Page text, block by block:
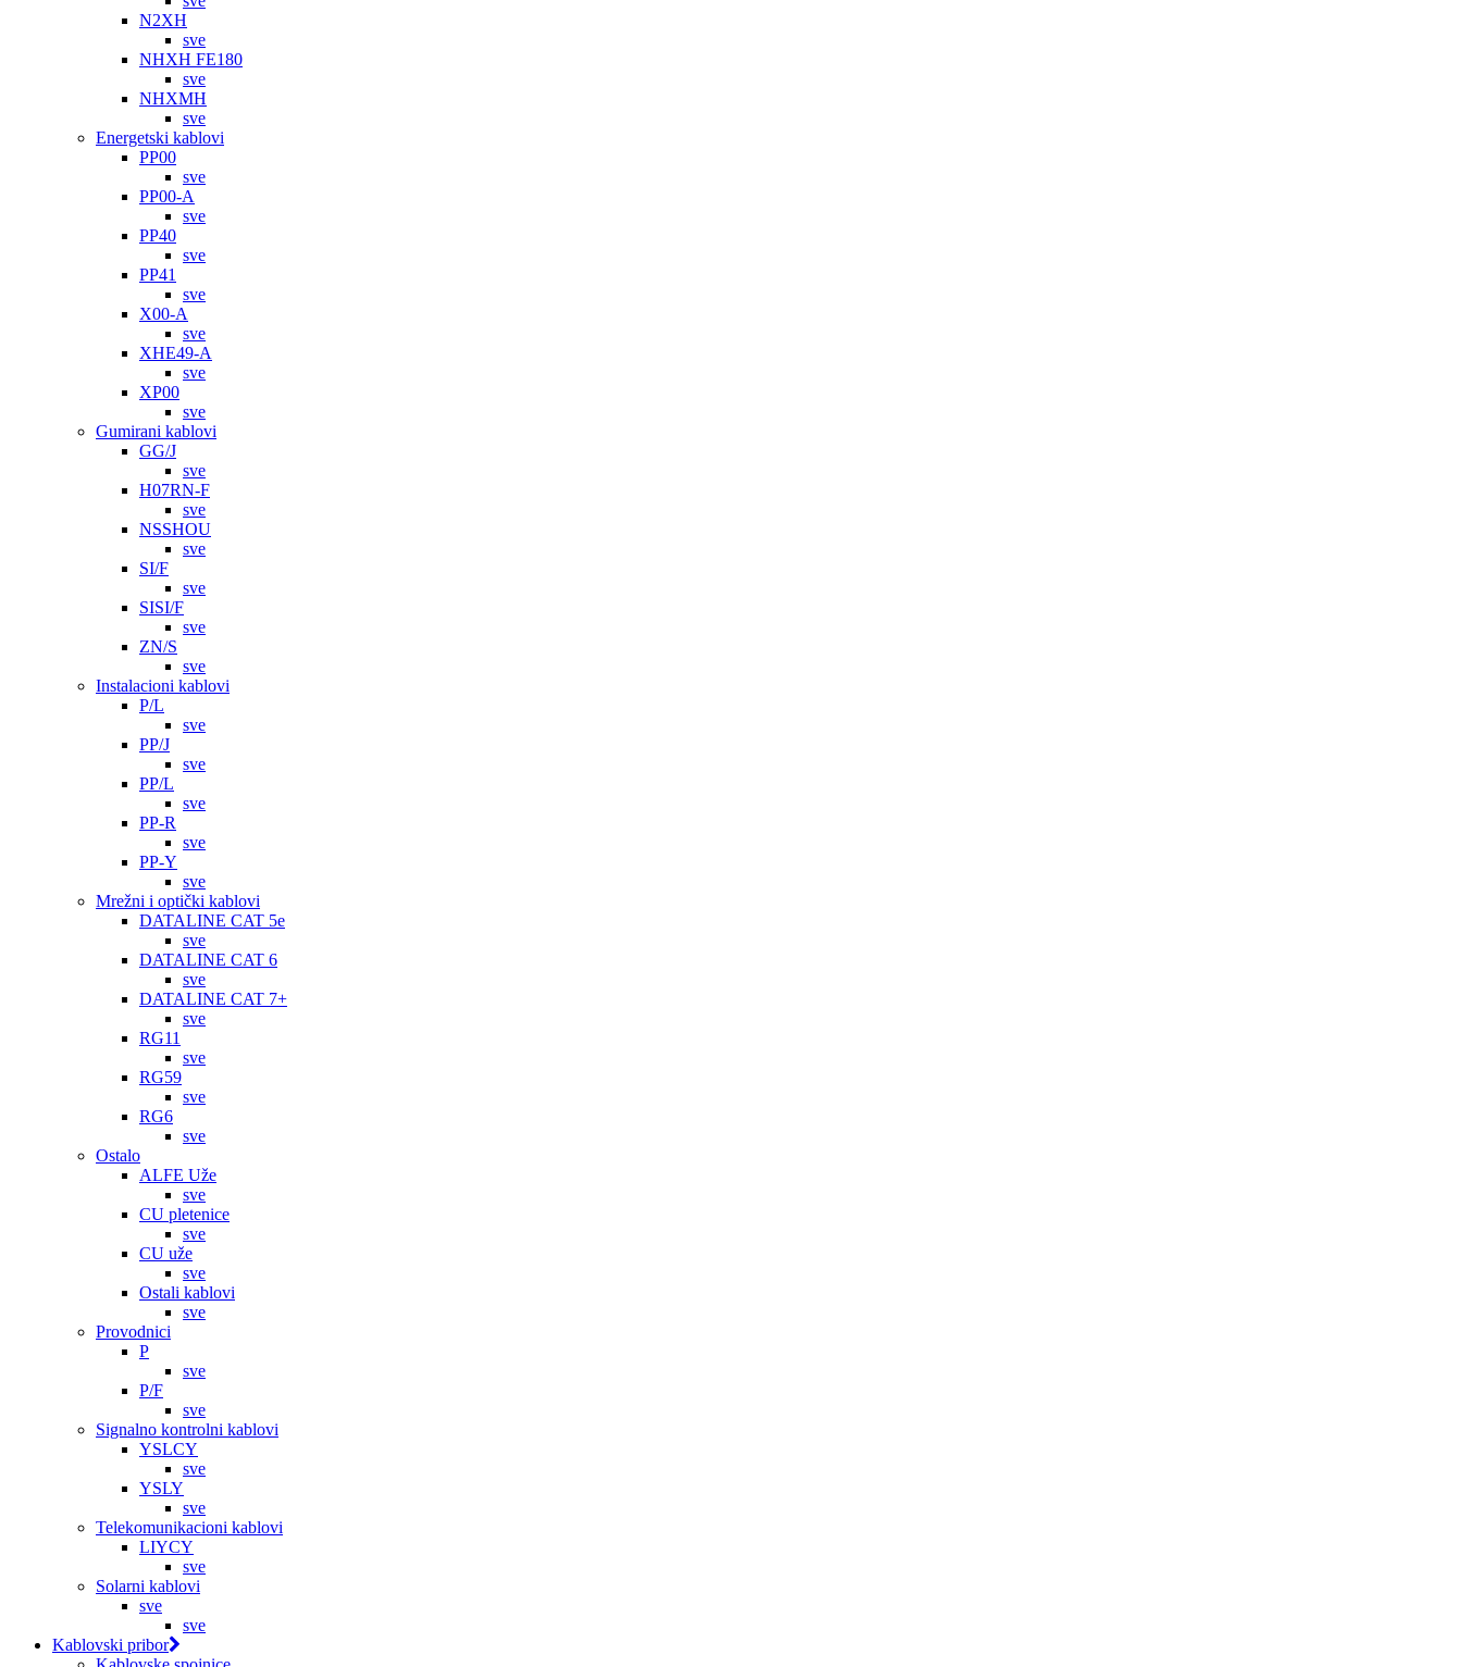
N2XH
sve
NHXH FE180
sve
NHXMH
sve
Energetski kablovi
PP00
sve
PP00-A
sve
PP40
sve
PP41
sve
X00-A
sve
XHE49-A
sve
XP00
sve
Gumirani kablovi
GG/J
sve
H07RN-F
sve
NSSHOU
sve
SI/F
sve
SISI/F
sve
ZN/S
sve
Instalacioni kablovi
P/L
sve
PP/J
sve
PP/L
sve
PP-R
sve
PP-Y
sve
Mrežni i optički kablovi
DATALINE CAT 5e
sve
DATALINE CAT 6
sve
DATALINE CAT 7+
sve
RG11
sve
RG59
sve
RG6
sve
Ostalo
ALFE Uže
sve
CU pletenice
sve
CU uže
sve
Ostali kablovi
sve
Provodnici
P
sve
P/F
sve
Signalno kontrolni kablovi
YSLCY
sve
YSLY
sve
Telekomunikacioni kablovi
LIYCY
sve
Solarni kablovi
sve
sve
Kablovski pribor